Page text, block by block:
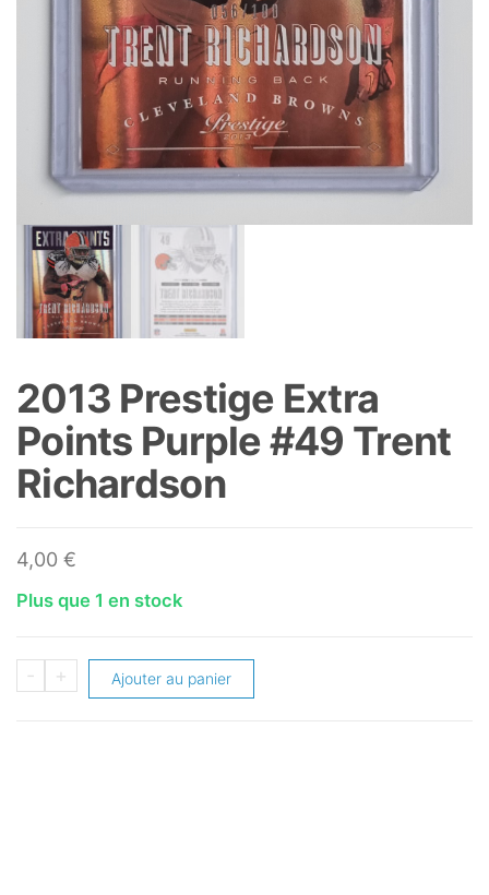
2013 Prestige Extra
Points Purple #49 Trent
Richardson
4,00 €
Plus que 1 en stock
-
quantité
+ Ajouter au panier